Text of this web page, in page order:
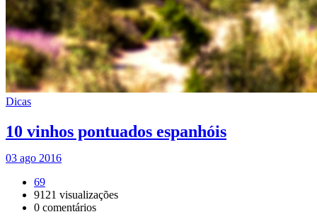
Dicas
10 vinhos pontuados espanhóis
03 ago 2016
69
9121 visualizações
0 comentários